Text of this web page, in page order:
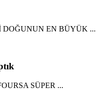
EN BÜYÜK ...
SÜPER ...